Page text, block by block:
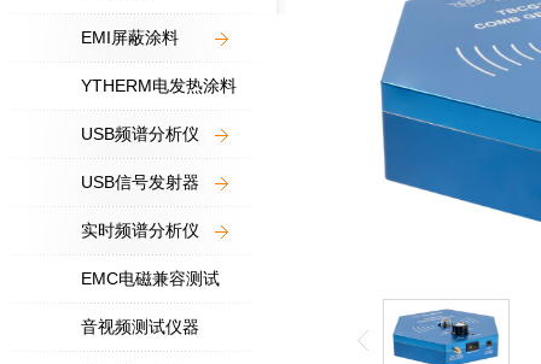
EMI屏蔽涂料
YTHERM电发热涂料
USB频谱分析仪
USB信号发射器
实时频谱分析仪
EMC电磁兼容测试
音视频测试仪器